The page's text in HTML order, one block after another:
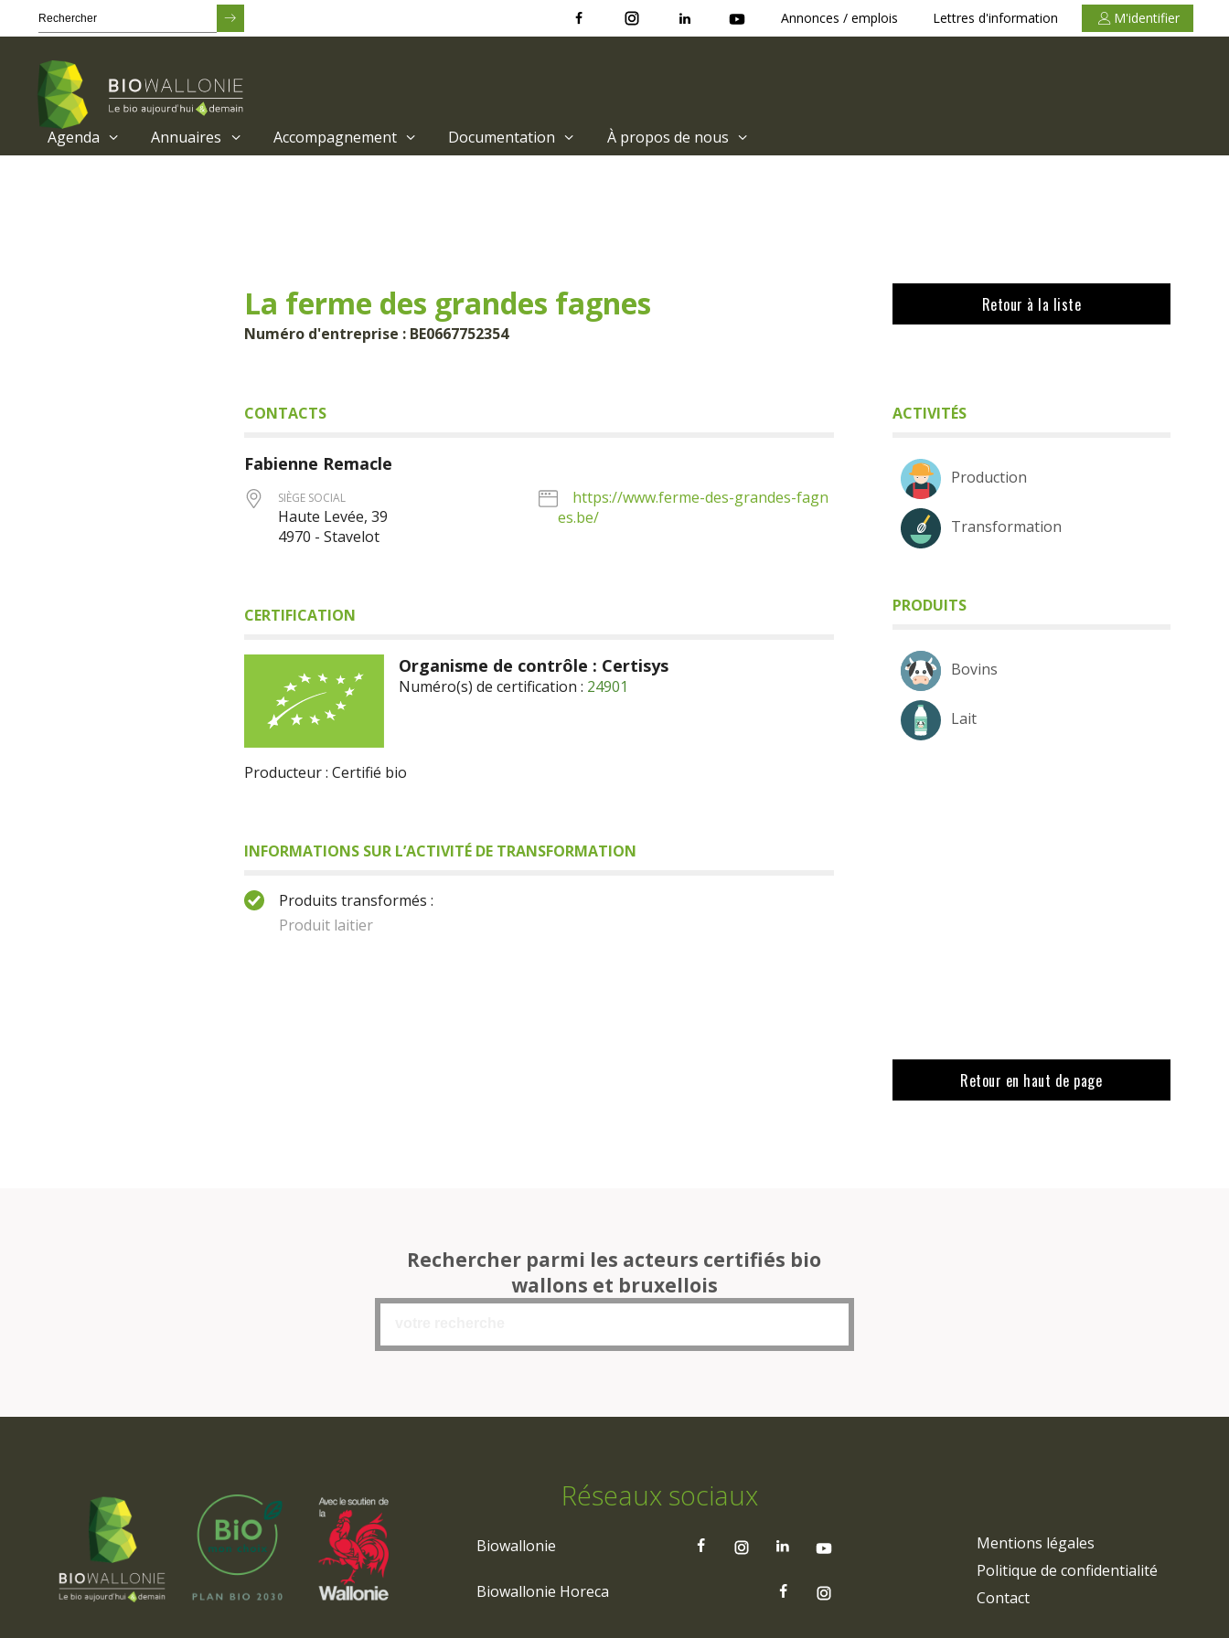
Annonces / emplois Lettres d'information M'identifier
Agenda Annuaires Accompagnement Documentation À propos de nous
La ferme des grandes fagnes
Numéro d'entreprise : BE0667752354
CONTACTS
Fabienne Remacle
SIÈGE SOCIAL
Haute Levée, 39
4970 - Stavelot
https://www.ferme-des-grandes-fagn
es.be/
CERTIFICATION
Organisme de contrôle : Certisys
Numéro(s) de certification : 24901
Producteur : Certifié bio
INFORMATIONS SUR L’ACTIVITÉ DE TRANSFORMATION
Produits transformés :
Produit laitier
Retour à la liste
ACTIVITÉS
Production
Transformation
PRODUITS
Bovins
Lait
Retour en haut de page
Rechercher parmi les acteurs certifiés bio
wallons et bruxellois
Réseaux sociaux
Biowallonie
Biowallonie Horeca
Mentions légales
Politique de confidentialité
Contact